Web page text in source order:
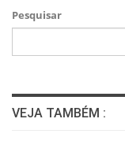
Pesquisar
VEJA TAMBÉM :